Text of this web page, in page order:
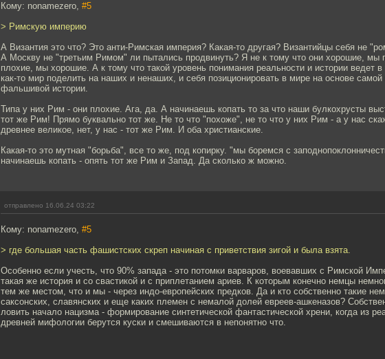
Кому: nonamezero, #5
> Римскую империю
А Византия это что? Это анти-Римская империя? Какая-то другая? Византийцы себя не
А Москву не "третьим Римом" ли пытались продвинуть? Я не к тому что они хорошие, мы
плохие, мы хорошие. А к тому что такой уровень понимания реальности и истории ведет в
как-то мир поделить на наших и ненаших, и себя позиционировать в мире на основе
фальшивой истории.
Типа у них Рим - они плохие. Ага, да. А начинаешь копать то за что наши булкохрусты
тот же Рим! Прямо буквально тот же. Не то что "похоже", не то что у них Рим - а у нас
древнее великое, нет, у нас - тот же Рим. И оба христианские.
Какая-то это мутная "борьба", все то же, под копирку. "мы боремся с
начинаешь копать - опять тот же Рим и Запад. Да сколько ж можно.
отправлено 16.06.24 03:22
Кому: nonamezero, #5
> где большая часть фашистских скреп начиная с приветствия зигой и была взята.
Особенно если учесть, что 90% запада - это потомки варваров, воевавших с Римской
такая же история и со свастикой и с приплетанием ариев. К которым конечно немцы
тем же местом, что и мы - через индо-европейских предков. Да и кто собственно такие
саксонских, славянских и еще каких племен с немалой долей евреев-ашкеназов?
ловить начало нацизма - формирование синтетической фантастической хрени, когда из
древней мифологии берутся куски и смешиваются в непонятно что.